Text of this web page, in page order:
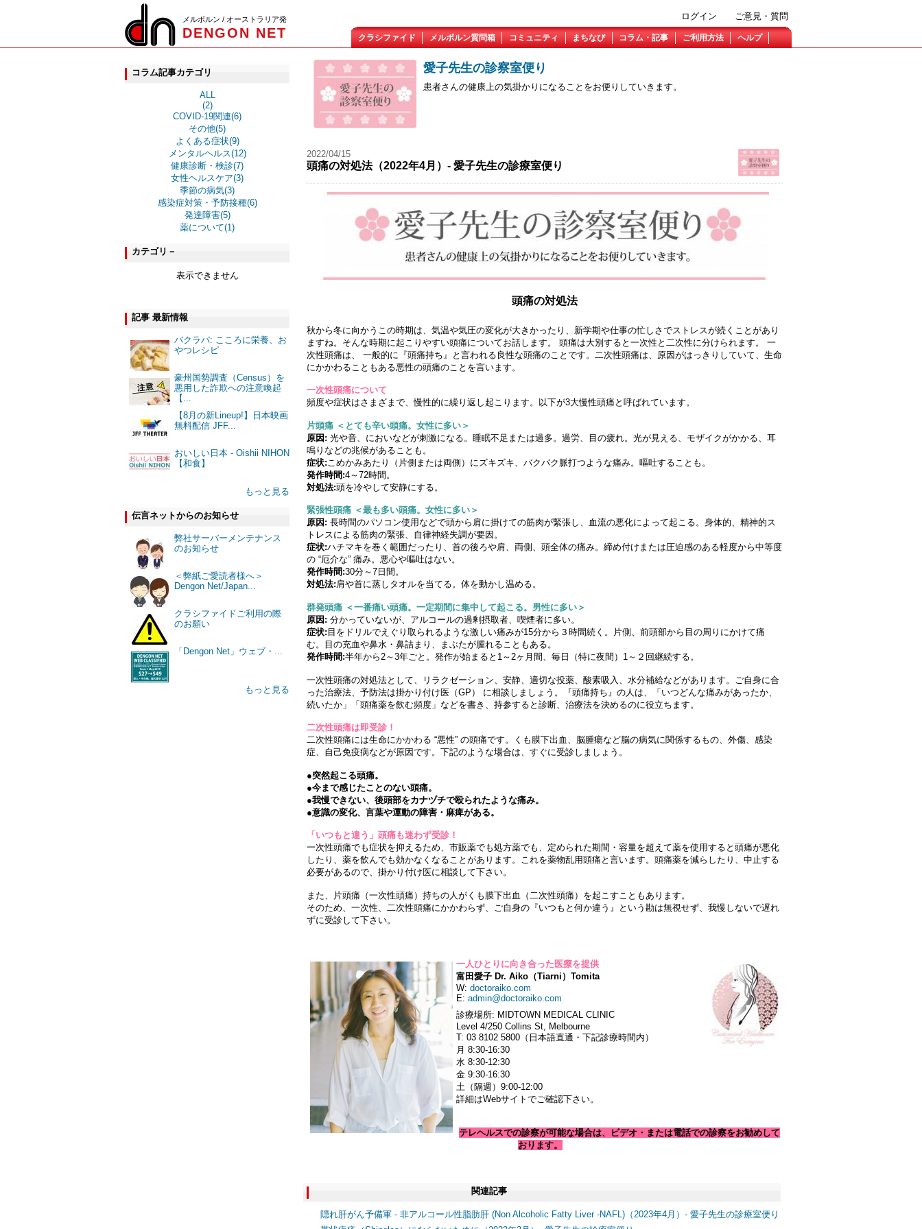
メルボルン / オーストラリア発
DENGON NET
ご意見・質問
ログイン
クラシファイド メルボルン質問箱 コミュニティ まちなび コラム・記事 ご利用方法 ヘルプ
コラム記事カテゴリ
ALL
(2)
COVID-19関連(6)
その他(5)
よくある症状(9)
メンタルヘルス(12)
健康診断・検診(7)
女性ヘルスケア(3)
季節の病気(3)
感染症対策・予防接種(6)
発達障害(5)
薬について(1)
カテゴリ－
表示できません
記事 最新情報
バクラバ: こころに栄養、お
やつレシピ
豪州国勢調査（Census）を
悪用した詐欺への注意喚起
【...
【8月の新Lineup!】日本映画
無料配信 JFF...
おいしい日本 - Oishii NIHON
【和食】
もっと見る
伝言ネットからのお知らせ
弊社サーバーメンテナンス
のお知らせ
＜弊紙ご愛読者様へ＞
Dengon Net/Japan...
クラシファイドご利用の際
のお願い
「Dengon Net」ウェブ・...
もっと見る
愛子先生の診察室便り
患者さんの健康上の気掛かりになることをお便りしていきます。
2022/04/15
頭痛の対処法（2022年4月）- 愛子先生の診療室便り
頭痛の対処法
秋から冬に向かうこの時期は、気温や気圧の変化が大きかったり、新学期や仕事の忙しさでストレスが続くことがあり
ますね。そんな時期に起こりやすい頭痛についてお話します。 頭痛は大別すると一次性と二次性に分けられます。 一
次性頭痛は、 一般的に『頭痛持ち』と言われる良性な頭痛のことです。二次性頭痛は、原因がはっきりしていて、生命
にかかわることもある悪性の頭痛のことを言います。
一次性頭痛について
頻度や症状はさまざまで、慢性的に繰り返し起こります。以下が3大慢性頭痛と呼ばれています。
片頭痛 ＜とても辛い頭痛。女性に多い＞
原因: 光や音、においなどが刺激になる。睡眠不足または過多。過労、目の疲れ。光が見える、モザイクがかかる、耳
鳴りなどの兆候があることも。
症状: こめかみあたり（片側または両側）にズキズキ、バクバク脈打つような痛み。嘔吐することも。
発作時間:4～72時間。
対処法:頭を冷やして安静にする。
緊張性頭痛 ＜最も多い頭痛。女性に多い＞
原因: 長時間のパソコン使用などで頭から肩に掛けての筋肉が緊張し、血流の悪化によって起こる。身体的、精神的ス
トレスによる筋肉の緊張、自律神経失調が要因。
症状:ハチマキを巻く範囲だったり、首の後ろや肩、両側、頭全体の痛み。締め付けまたは圧迫感のある軽度から中等度
の “厄介な” 痛み。悪心や嘔吐はない。
発作時間:30分～7日間。
対処法:肩や首に蒸しタオルを当てる。体を動かし温める。
群発頭痛 ＜一番痛い頭痛。一定期間に集中して起こる。男性に多い＞
原因: 分かっていないが、アルコールの過剰摂取者、喫煙者に多い。
症状: 目をドリルでえぐり取られるような激しい痛みが15分から３時間続く。片側、前頭部から目の周りにかけて痛
む。目の充血や鼻水・鼻詰まり、まぶたが腫れることもある。
発作時間:半年から2～3年ごと。発作が始まると1～2ヶ月間、毎日（特に夜間）1～２回継続する。
一次性頭痛の対処法として、リラクゼーション、安静、適切な投薬、酸素吸入、水分補給などがあります。ご自身に合
った治療法、予防法は掛かり付け医（GP） に相談しましょう。『頭痛持ち』の人は、「いつどんな痛みがあったか、
続いたか」「頭痛薬を飲む頻度」などを書き、持参すると診断、治療法を決めるのに役立ちます。
二次性頭痛は即受診！
二次性頭痛には生命にかかわる “悪性” の頭痛です。くも膜下出血、脳腫瘍など脳の病気に関係するもの、外傷、感染
症、自己免疫病などが原因です。下記のような場合は、すぐに受診しましょう。
●突然起こる頭痛。
●今まで感じたことのない頭痛。
●我慢できない、後頭部をカナヅチで殴られたような痛み。
●意識の変化、言葉や運動の障害・麻痺がある。
「いつもと違う」頭痛も迷わず受診！
一次性頭痛でも症状を抑えるため、市販薬でも処方薬でも、定められた期間・容量を超えて薬を使用すると頭痛が悪化
したり、薬を飲んでも効かなくなることがあります。これを薬物乱用頭痛と言います。頭痛薬を減らしたり、中止する
必要があるので、掛かり付け医に相談して下さい。
また、片頭痛（一次性頭痛）持ちの人がくも膜下出血（二次性頭痛）を起こすこともあります。
そのため、一次性、二次性頭痛にかかわらず、ご自身の『いつもと何か違う』という勘は無視せず、我慢しないで遅れ
ずに受診して下さい。
一人ひとりに向き合った医療を提供
富田愛子 Dr. Aiko（Tiarni）Tomita
W: doctoraiko.com
E: admin@doctoraiko.com
診療場所: MIDTOWN MEDICAL CLINIC
Level 4/250 Collins St, Melbourne
T: 03 8102 5800（日本語直通・下記診療時間内）
月 8:30-16:30
水 8:30-12:30
金 9:30-16:30
土（隔週）9:00-12:00
詳細はWebサイトでご確認下さい。
テレヘルスでの診察が可能な場合は、ビデオ・または電話での診察をお勧めして
おります。
関連記事
隠れ肝がん予備軍 - 非アルコール性脂肪肝 (Non Alcoholic Fatty Liver -NAFL)（2023年4月）- 愛子先生の診療室便り